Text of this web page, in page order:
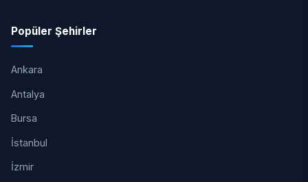
Popüler Şehirler
Ankara
Antalya
Bursa
İstanbul
İzmir